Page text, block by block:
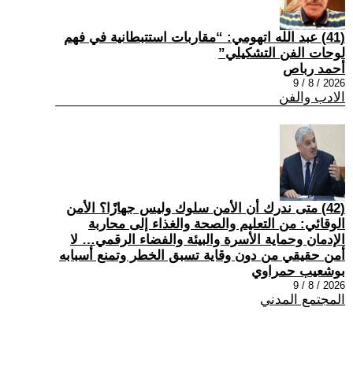
(41) عبد الله اتهومي: “مقاربات استتبطانية في فهم
لوحات الفن التشكيلي”
أحمد رباص
2026 / 8 / 9
الادب والفن
(42) متى ندرك أن الأمن سلوك وليس جهازًا؟ الأمن
الوقائي: من التعليم والصحة والغذاء إلى محاربة
الإدمان وحماية الأسرة والبيئة والفضاء الرقمي… لا
أمن حقيقي من دون وقاية تسبق الخطر وتمنع أسبابه
بوشعيب حمراوي
2026 / 8 / 9
المجتمع المدني